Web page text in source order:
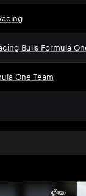
Bulls Formula
One Team